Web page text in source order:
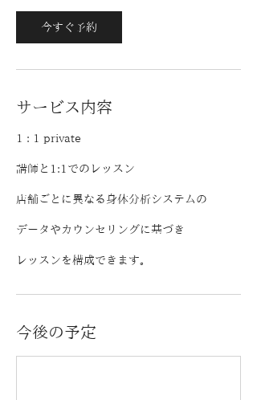
今すぐ予約
サービス内容
1 : 1 private
講師と1:1でのレッスン
店舗ごとに異なる身体分析システムの
データやカウンセリングに基づき
​レッスンを構成できます。
今後の予定